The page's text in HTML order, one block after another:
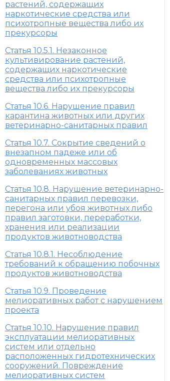
растений, содержащих
наркотические средства или
психотропные вещества либо их
прекурсоры
Статья 10.5.1. Незаконное
культивирование растений,
содержащих наркотические
средства или психотропные
вещества либо их прекурсоры
Статья 10.6. Нарушение правил
карантина животных или других
ветеринарно-санитарных правил
Статья 10.7. Сокрытие сведений о
внезапном падеже или об
одновременных массовых
заболеваниях животных
Статья 10.8. Нарушение ветеринарно-
санитарных правил перевозки,
перегона или убоя животных либо
правил заготовки, переработки,
хранения или реализации
продуктов животноводства
Статья 10.8.1. Несоблюдение
требований к обращению побочных
продуктов животноводства
Статья 10.9. Проведение
мелиоративных работ с нарушением
проекта
Статья 10.10. Нарушение правил
эксплуатации мелиоративных
систем или отдельно
расположенных гидротехнических
сооружений. Повреждение
мелиоративных систем